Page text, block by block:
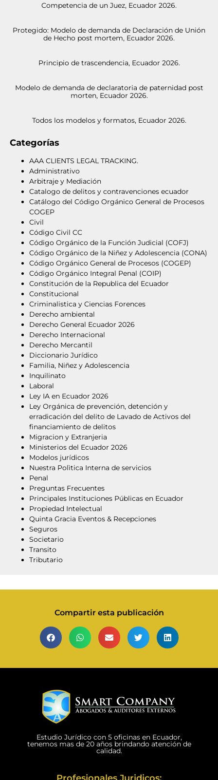
Competencia de un Juez, Ecuador 2026.
Protegido: Modelo de demanda de Declaración de Unión
de Hecho post mortem, Ecuador 2026.
Principio de trascendencia, Ecuador 2026.
Modelo de demanda de declaratoria de paternidad post
morten, Ecuador 2026.
Todos los modelos y formatos, Ecuador 2026.
Categorías
AAA CLIENTS LEGAL TRACKING.
Administrativo
Arbitraje y Mediación
Catalogo de delitos y contravenciones ecuador
Catálogo del Código Orgánico General de Procesos
COGEP
Civil
Código Civil CC
Código Orgánico de la Función Judicial (COFJ)
Código Orgánico de la Niñez y Adolescencia (CONA)
Código Orgánico General de Procesos (COGEP)
Código Orgánico Integral Penal (COIP)
Constitución de la Republica del Ecuador
Constitucional
Criminalistica y Ciencias Forences
Derecho ambiental
Derecho General Ecuador 2026
Derecho Internacional
Derecho Mercantil
Diccionario Jurídico
Familia, Niñez y Adolescencia
Inquilinato
Laboral
Ley IA en Ecuador 2026
Ley Orgánica de prevención, detención y
erradicación del delito de Lavado de Activos del
financiamiento de delitos
Migracion y Extranjeria
Ministerios del Ecuador 2026
Modelos jurídicos
Nuestra Polìtica Interna de servicios
Penal
Preguntas Frecuentes
Principales Instituciones Públicas en Ecuador
Propiedad Intelectual
Quinta Gracia Eventos & Recepciones
Seguros
Societario
Transito
Tributario
Compartir esta publicación
Estudio Jurídico con 5 oficinas en Ecuador,
tenemos mas de 20 años brindando atención de
calidad.